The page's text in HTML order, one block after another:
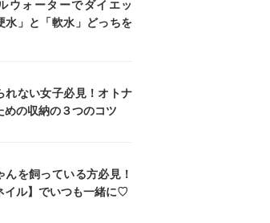
ウォーターでダイエッ
水」と「軟水」どっちを
れない女子必見！オトナ
めの収納の３つのコツ
んを飼っている方必見！
イル】でいつも一緒に♡